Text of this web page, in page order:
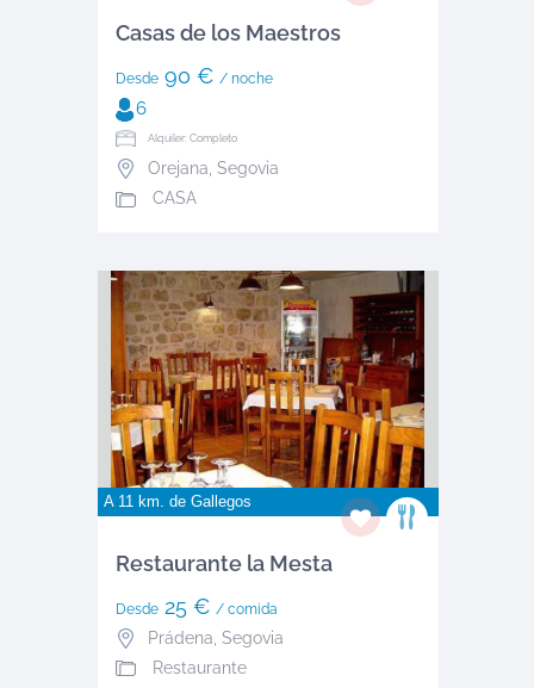
Casas de los Maestros
Desde90 € / noche
6
Alquiler: Completo
Orejana Segovia
CASA
A 11 km. de Gallegos
Restaurante la Mesta
Desde25 € / comida
Prádena Segovia
Restaurante